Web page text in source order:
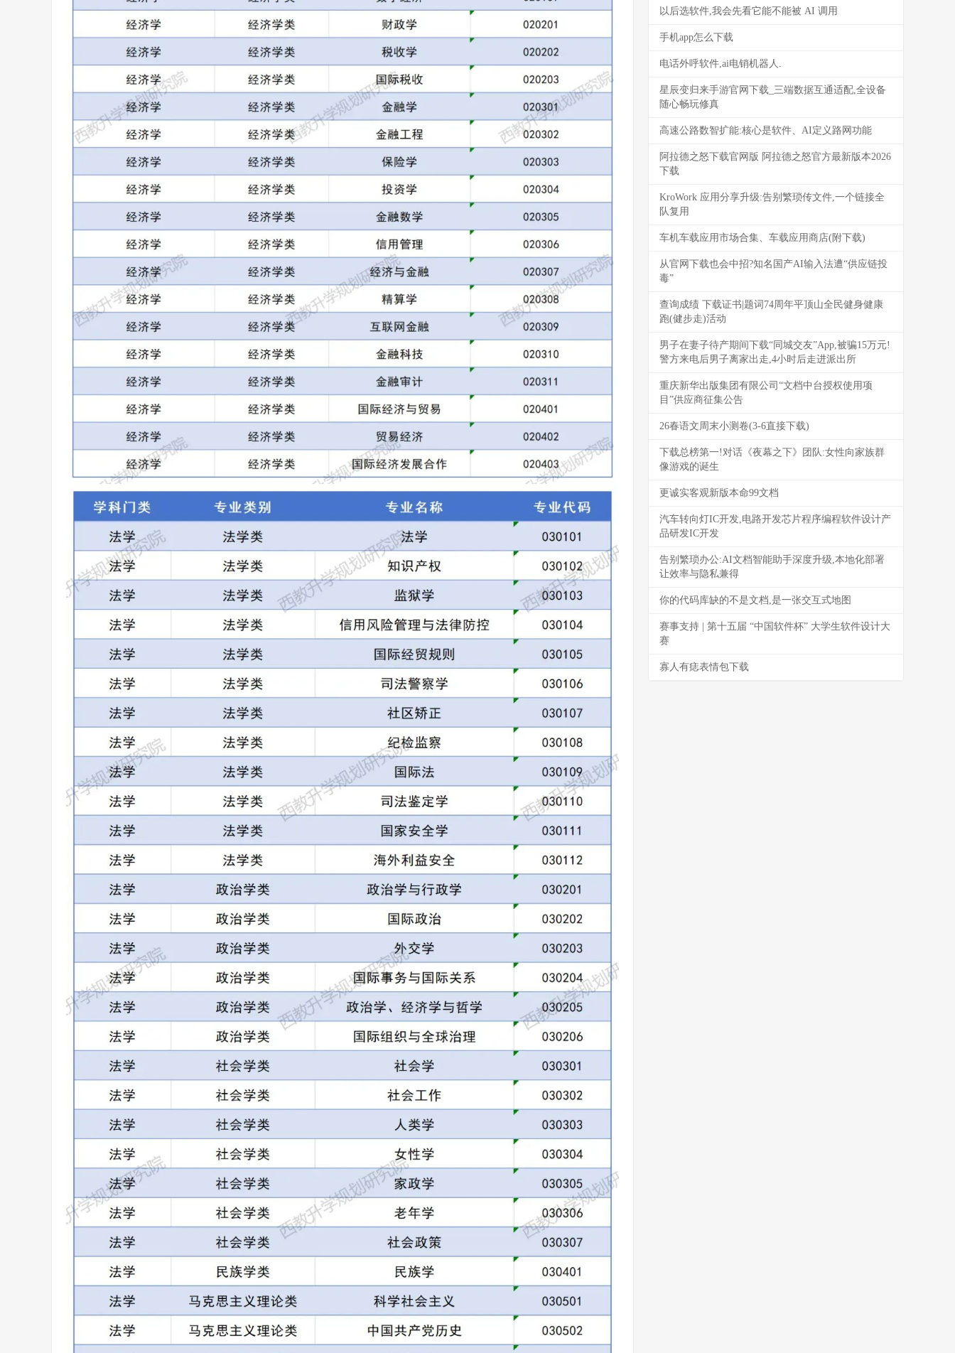
以后选软件,我会先看它能不能被 AI 调用
手机app怎么下载
电话外呼软件,ai电销机器人.
星辰变归来手游官网下载_三端数据互通适配,全设备
随心畅玩修真
高速公路数智扩能:核心是软件、AI定义路网功能
阿拉德之怒下载官网版 阿拉德之怒官方最新版本2026
下载
KroWork 应用分享升级:告别繁琐传文件,一个链接全
队复用
车机车载应用市场合集、车载应用商店(附下载)
从官网下载也会中招?知名国产AI输入法遭“供应链投
毒”
查询成绩 下载证书|题词74周年平顶山全民健身健康
跑(健步走)活动
男子在妻子待产期间下载“同城交友”App,被骗15万元!
警方来电后男子离家出走,4小时后走进派出所
重庆新华出版集团有限公司“文档中台授权使用项
目”供应商征集公告
26春语文周末小测卷(3-6直接下载)
下载总榜第一!对话《夜幕之下》团队:女性向家族群
像游戏的诞生
更诚实客观新版本命99文档
汽车转向灯IC开发,电路开发芯片程序编程软件设计产
品研发IC开发
告别繁琐办公:AI文档智能助手深度升级,本地化部署
让效率与隐私兼得
你的代码库缺的不是文档,是一张交互式地图
赛事支持 | 第十五届 “中国软件杯” 大学生软件设计大
赛
寡人有痣表情包下载